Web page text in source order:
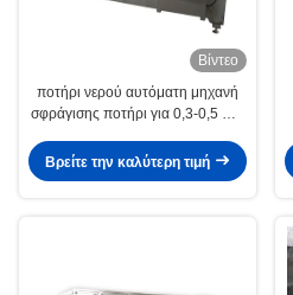
Βίντεο
ποτήρι νερού αυτόματη μηχανή
σφράγισης ποτήρι για 0,3-0,5 mm
Βρείτε την καλύτερη τιμή